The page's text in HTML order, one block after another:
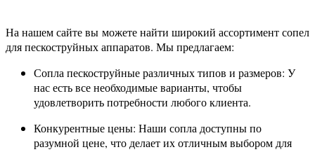
На нашем сайте вы можете найти широкий ассортимент сопел
для пескоструйных аппаратов. Мы предлагаем:
Сопла пескоструйные различных типов и размеров: У
нас есть все необходимые варианты, чтобы
удовлетворить потребности любого клиента.
Конкурентные цены: Наши сопла доступны по
разумной цене, что делает их отличным выбором для